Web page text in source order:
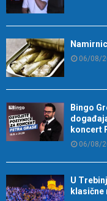
06/08/
Bingo
koncert
06/08/
U
klasične